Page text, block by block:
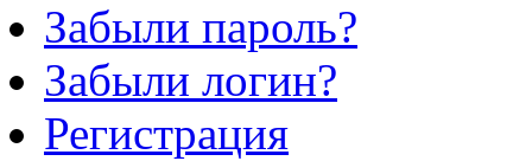
Забыли пароль?
Забыли логин?
Регистрация